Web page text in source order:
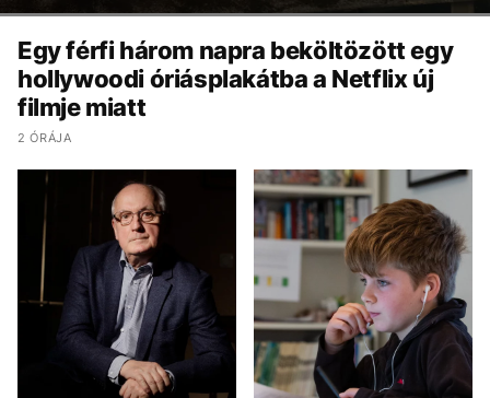
Egy férfi három napra beköltözött egy
hollywoodi óriásplakátba a Netflix új
filmje miatt
2 ÓRÁJA